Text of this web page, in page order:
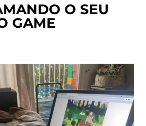
O SEU
GAME